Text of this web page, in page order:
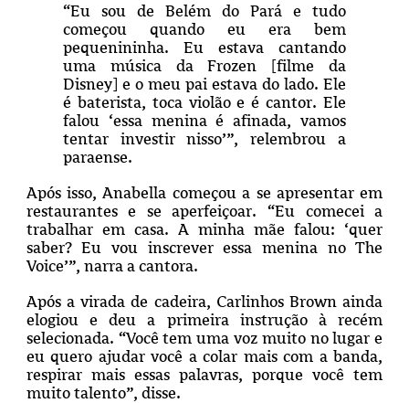
“Eu sou de Belém do Pará e tudo
começou quando eu era bem
pequenininha. Eu estava cantando
uma música da Frozen [filme da
Disney] e o meu pai estava do lado. Ele
é baterista, toca violão e é cantor. Ele
falou ‘essa menina é afinada, vamos
tentar investir nisso’”, relembrou a
paraense.
Após isso, Anabella começou a se apresentar em
restaurantes e se aperfeiçoar. “Eu comecei a
trabalhar em casa. A minha mãe falou: ‘quer
saber? Eu vou inscrever essa menina no The
Voice’”, narra a cantora.
Após a virada de cadeira, Carlinhos Brown ainda
elogiou e deu a primeira instrução à recém
selecionada. “Você tem uma voz muito no lugar e
eu quero ajudar você a colar mais com a banda,
respirar mais essas palavras, porque você tem
muito talento”, disse.